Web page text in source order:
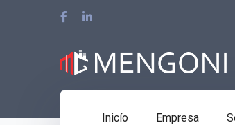
Facebook
Profile
LinkedIn
Profile
Inicío Empresa